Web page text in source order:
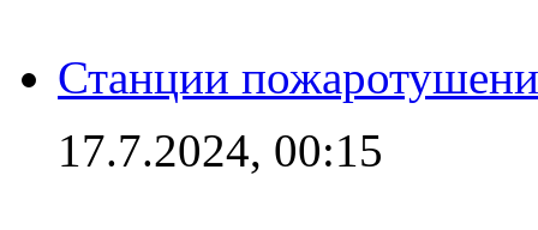
Станции
17.7.2024, 00:15